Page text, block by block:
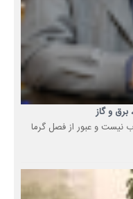
برق و گاز
نیست و عبور از فصل گرما